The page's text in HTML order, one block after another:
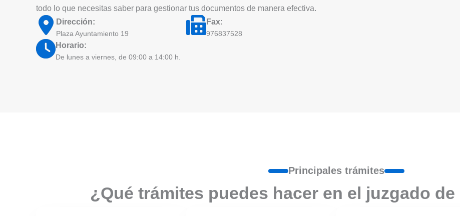
todo lo que necesitas saber para gestionar tus documentos de manera efectiva.
Dirección:
Plaza Ayuntamiento 19
Fax:
976837528
Horario:
De lunes a viernes, de 09:00 a 14:00 h.
Principales trámites
¿Qué trámites puedes hacer en el juzgado de